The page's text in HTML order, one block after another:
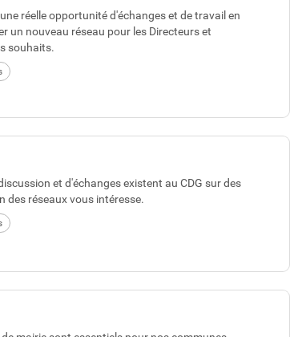
réelle opportunité d'échanges et de travail en
un nouveau réseau pour les Directeurs et
souhaits.
et d'échanges existent au CDG sur des
des réseaux vous intéresse.